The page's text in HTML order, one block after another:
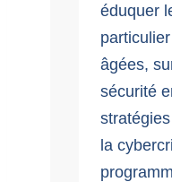
éduquer
âgées,
sécurité
la